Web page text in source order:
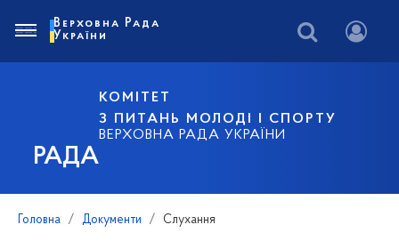
РАДА
КОМІТЕТ
З ПИТАНЬ МОЛОДІ І СПОРТУ
ВЕРХОВНА РАДА УКРАЇНИ
Верховна Рада
України
Головна Документи Слухання